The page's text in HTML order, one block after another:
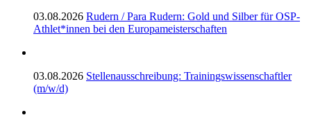
03.08.2026 Rudern / Para Rudern: Gold und Silber für OSP-
Athlet*innen bei den Europameisterschaften
03.08.2026 Stellenausschreibung: Trainingswissenschaftler
(m/w/d)